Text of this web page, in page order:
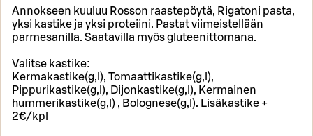
Annokseen kuuluu Rosson raastepöytä, Rigatoni pasta,
yksi kastike ja yksi proteiini. Pastat viimeistellään
parmesanilla. Saatavilla myös gluteenittomana.
Valitse kastike:
Kermakastike(g,l), Tomaattikastike(g,l),
Pippurikastike(g,l), Dijonkastike(g,l), Kermainen
hummerikastike(g,l) , Bolognese(g,l). Lisäkastike +
2€/kpl